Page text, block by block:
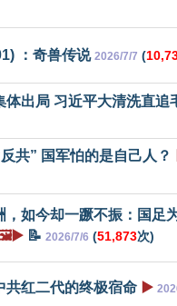
：奇兽传说 2026/7/7 (
体出局 习近平大清洗直追
共” 国军怕的是自己人？
，如今却一蹶不振：国足
📝 2026/7/6 (51,873次)
共红二代的终极宿命 ▶️